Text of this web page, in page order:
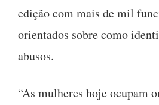
edição com mais de mil
orientados sobre como
abusos.
“As mulheres hoje ocupam